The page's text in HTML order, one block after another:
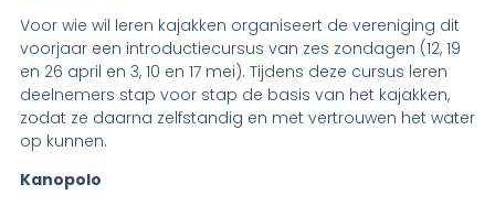
Voor wie wil leren kajakken organiseert de vereniging dit
voorjaar een introductiecursus van zes zondagen (12, 19
en 26 april en 3, 10 en 17 mei). Tijdens deze cursus leren
deelnemers stap voor stap de basis van het kajakken,
zodat ze daarna zelfstandig en met vertrouwen het water
op kunnen.
Kanopolo